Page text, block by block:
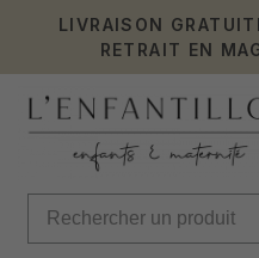
LIVRAISON
RETRAIT EN